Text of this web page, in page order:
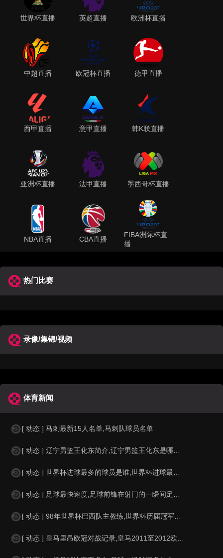
世界杯直播 英超直播 欧洲杯直播
中超直播 欧冠杯直播 德甲直播
西甲直播 意甲直播 韩K联直播
亚洲杯直播 法甲直播 墨西哥杯直播
NBA直播 CBA直播
FIBA洲际杯直
播
热门比赛
录像/集锦/视频
体育新闻
[ 动态 ] 马刺最新15人名单,马刺队球员名单
[ 动态 ] 辽宁男篮王化东简介,辽宁男篮王化东是哪里人？
[ 动态 ] 世界杯进球最多的球员是谁,世界杯进球最多的球员是谁？
[ 动态 ] 足球最快速度,足球前锋在射门的一瞬间足球的速度有多快？？
[ 动态 ] 98年世界杯巴西队主教练,世界杯历届冠军球队教练
[ 动态 ] 皇马里昂欧冠对战记录,皇马2011至2012欧冠赛程&nbs